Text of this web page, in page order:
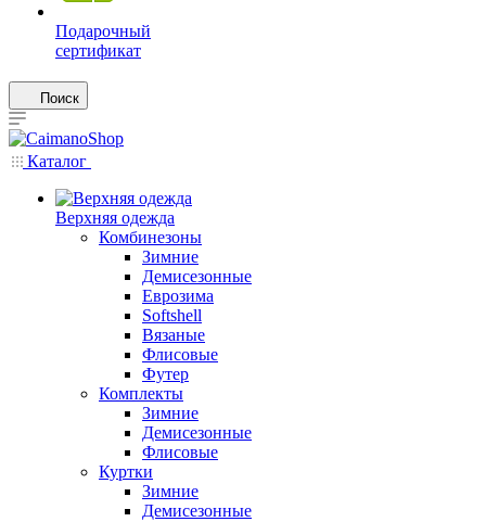
Подарочный
сертификат
Поиск
Каталог
Верхняя одежда
Комбинезоны
Зимние
Демисезонные
Еврозима
Softshell
Вязаные
Флисовые
Футер
Комплекты
Зимние
Демисезонные
Флисовые
Куртки
Зимние
Демисезонные